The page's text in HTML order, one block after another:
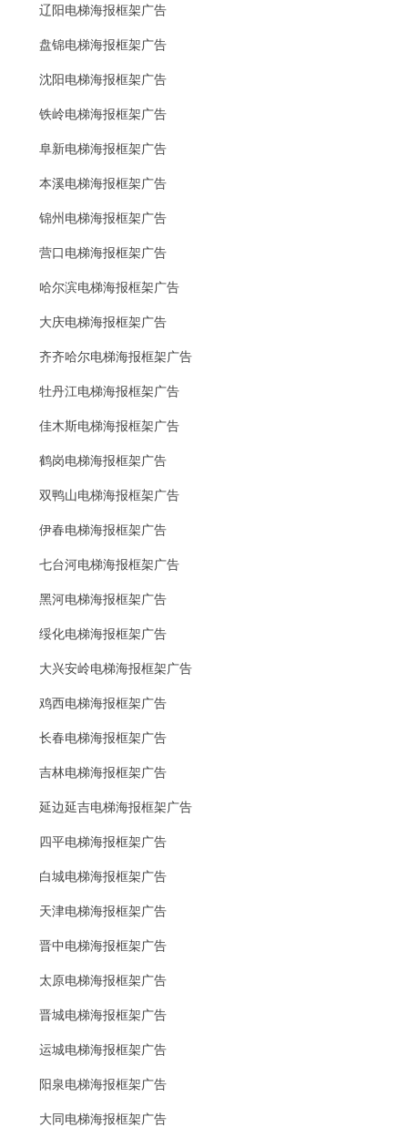
辽阳电梯海报框架广告
盘锦电梯海报框架广告
沈阳电梯海报框架广告
铁岭电梯海报框架广告
阜新电梯海报框架广告
本溪电梯海报框架广告
锦州电梯海报框架广告
营口电梯海报框架广告
哈尔滨电梯海报框架广告
大庆电梯海报框架广告
齐齐哈尔电梯海报框架广告
牡丹江电梯海报框架广告
佳木斯电梯海报框架广告
鹤岗电梯海报框架广告
双鸭山电梯海报框架广告
伊春电梯海报框架广告
七台河电梯海报框架广告
黑河电梯海报框架广告
绥化电梯海报框架广告
大兴安岭电梯海报框架广告
鸡西电梯海报框架广告
长春电梯海报框架广告
吉林电梯海报框架广告
延边延吉电梯海报框架广告
四平电梯海报框架广告
白城电梯海报框架广告
天津电梯海报框架广告
晋中电梯海报框架广告
太原电梯海报框架广告
晋城电梯海报框架广告
运城电梯海报框架广告
阳泉电梯海报框架广告
大同电梯海报框架广告